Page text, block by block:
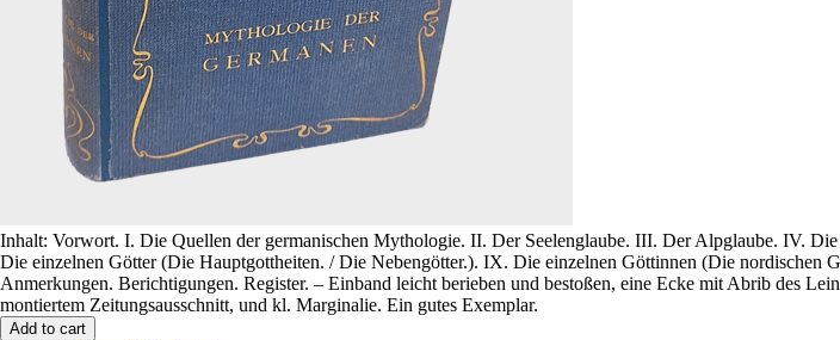
Inhalt: Vorwort. I. Die Quellen der germanischen Mythologie. II. Der Seelenglaube. III. Der Alpglaube. IV.
Die einzelnen Götter (Die Hauptgottheiten. / Die Nebengötter.). IX. Die einzelnen Göttinnen (Die
Anmerkungen. Berichtigungen. Register. – Einband leicht berieben und bestoßen, eine Ecke mit Abrib des
montiertem Zeitungsausschnitt, und kl. Marginalie. Ein gutes Exemplar.